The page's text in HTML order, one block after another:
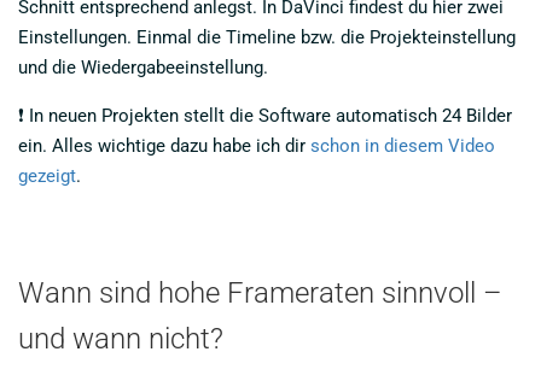
Schnitt entsprechend anlegst. In DaVinci findest du hier zwei
Einstellungen. Einmal die Timeline bzw. die Projekteinstellung
und die Wiedergabeeinstellung.
❗ In neuen Projekten stellt die Software automatisch 24 Bilder
ein. Alles wichtige dazu habe ich dir schon in diesem Video
gezeigt.
Wann sind hohe Frameraten sinnvoll –
und wann nicht?